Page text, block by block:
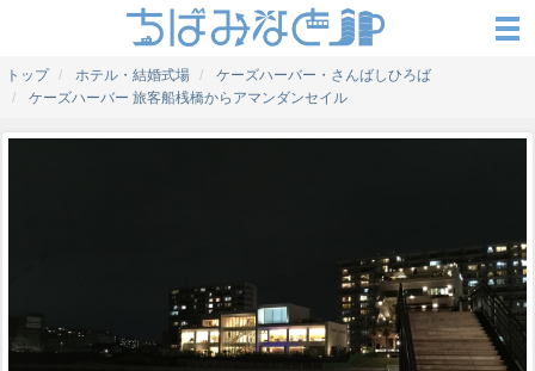
トップ ホテル・結婚式場
ケーズハーバー・さんばしひろば
ケーズハーバー 旅客船桟橋からアマンダンセイル